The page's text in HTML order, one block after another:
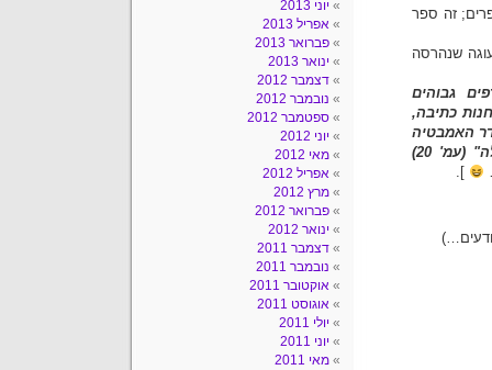
זה ספר
שנהרסה
גבוהים
כתיבה,
האמבטיה
(עמ' 20)
].
יוני 2013
אפריל 2013
פברואר 2013
ינואר 2013
דצמבר 2012
נובמבר 2012
ספטמבר 2012
יוני 2012
מאי 2012
אפריל 2012
מרץ 2012
פברואר 2012
ינואר 2012
דצמבר 2011
נובמבר 2011
אוקטובר 2011
אוגוסט 2011
יולי 2011
יוני 2011
מאי 2011